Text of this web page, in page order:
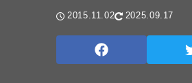
2015.11.02 2025.09.17